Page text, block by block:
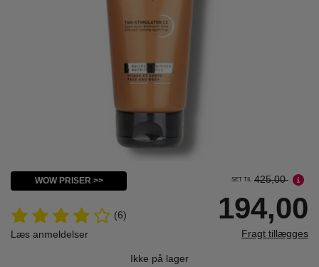
WOW PRISER >>
(6)
Læs anmeldelser
SET TIL 425,00
194,00
Fragt tillægges
Ikke på lager